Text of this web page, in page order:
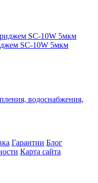
SC-10W 5мкм
водоснабжения,
Гарантии Блог
Карта сайта